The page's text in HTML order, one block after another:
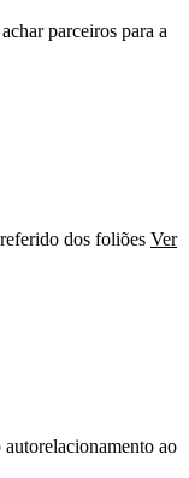
parceiros para a
dos foliões Ver
ao